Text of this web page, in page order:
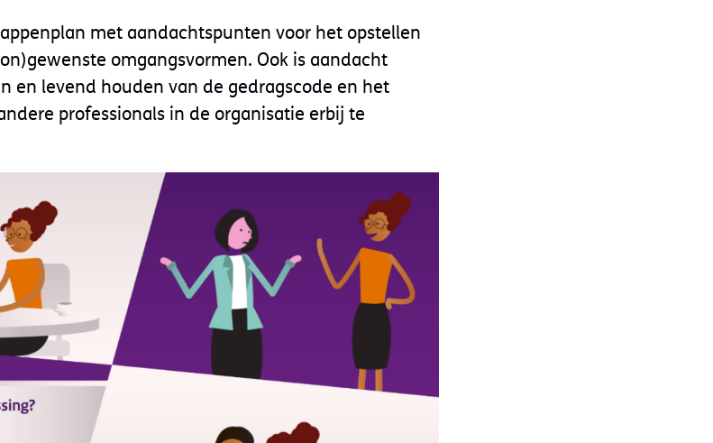
met aandachtspunten voor het opstellen
omgangsvormen. Ook is aandacht
en levend houden van de gedragscode en het
professionals in de organisatie erbij te